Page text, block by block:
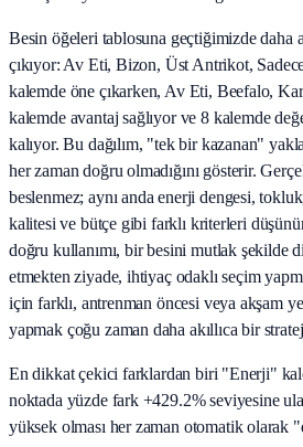
Besin öğeleri tablosuna geçtiğimizde daha
çıkıyor: Av Eti, Bizon, Üst Antrikot,
kalemde öne çıkarken, Av Eti, Beefalo,
kalemde avantaj sağlıyor ve 8 kalemde
kalıyor. Bu dağılım, "tek bir kazanan"
her zaman doğru olmadığını gösterir.
beslenmez; aynı anda enerji dengesi,
kalitesi ve bütçe gibi farklı kriterleri
doğru kullanımı, bir besini mutlak şekilde
etmekten ziyade, ihtiyaç odaklı seçim
için farklı, antrenman öncesi veya akşam
yapmak çoğu zaman daha akıllıca bir
En dikkat çekici farklardan biri "Enerji"
noktada yüzde fark +429.2% seviyesine
yüksek olması her zaman otomatik olarak